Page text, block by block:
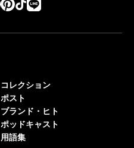
コレクション
ポスト
ブランド・ヒト
ポッドキャスト
用語集